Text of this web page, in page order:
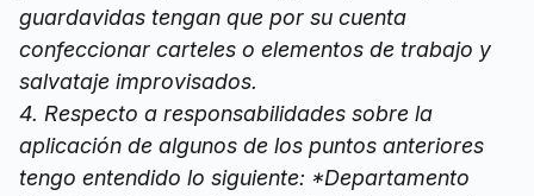
guardavidas tengan que por su cuenta
confeccionar carteles o elementos de trabajo y
salvataje improvisados.
4. Respecto a responsabilidades sobre la
aplicación de algunos de los puntos anteriores
tengo entendido lo siguiente: *Departamento